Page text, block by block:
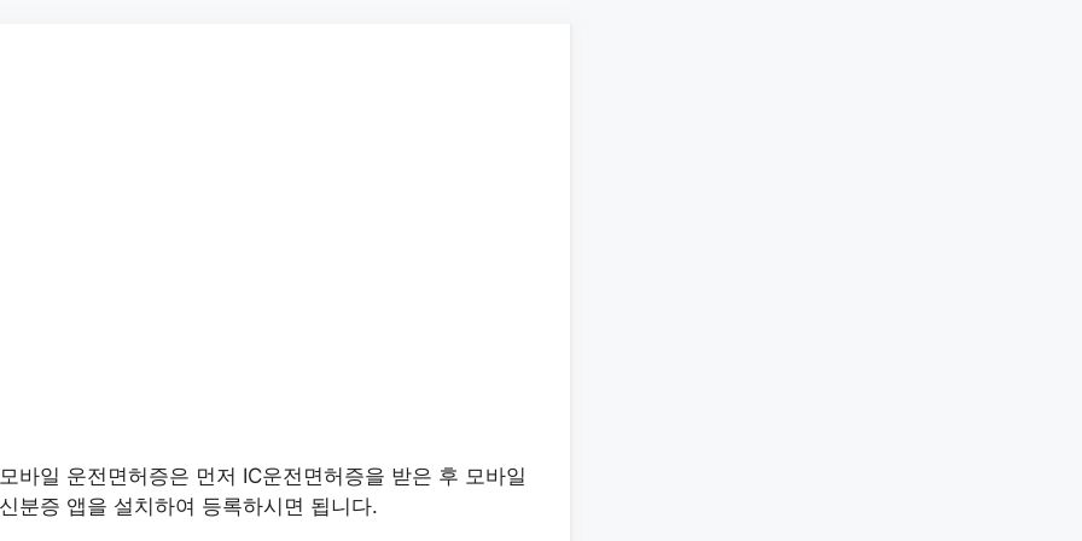
모바일 운전면허증은 먼저 IC운전면허증을 받은 후 모바일
신분증 앱을 설치하여 등록하시면 됩니다.